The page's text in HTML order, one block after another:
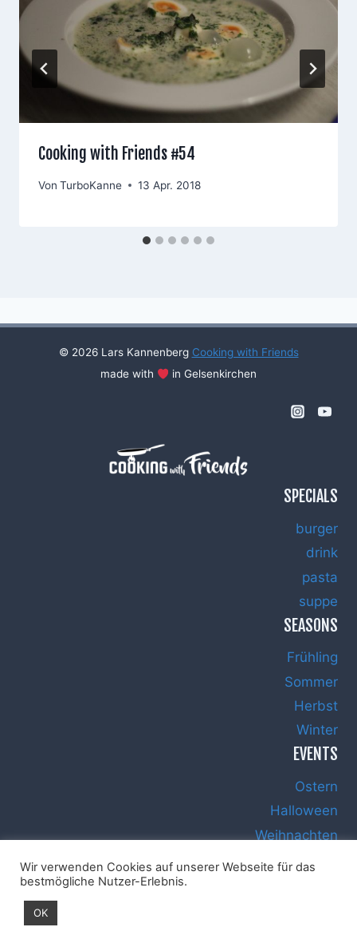
Cooking with Friends #54
Von TurboKanne 13 Apr. 2018
© 2026 Lars Kannenberg Cooking with Friends
made with
in Gelsenkirchen
SPECIALS
burger
drink
pasta
suppe
SEASONS
Frühling
Sommer
Herbst
Winter
EVENTS
Ostern
Halloween
Weihnachten
Silvester
Wir verwenden Cookies auf unserer Webseite für das
bestmögliche Nutzer-Erlebnis.
OK